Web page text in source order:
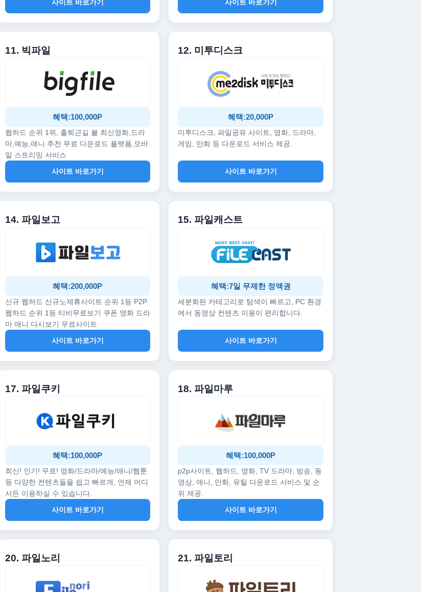
사이트 바로가기
사이트 바로가기
11. 빅파일
혜택:100,000P
웹하드 순위 1위, 출퇴근길 볼 최신영화,드라
마,예능,애니 추천 무료 다운로드 플랫폼,모바
일 스트리밍 서비스
사이트 바로가기
12. 미투디스크
혜택:20,000P
미투디스크, 파일공유 사이트, 영화, 드라마,
게임, 만화 등 다운로드 서비스 제공.
사이트 바로가기
14. 파일보고
혜택:200,000P
신규 웹하드 신규노제휴사이트 순위 1등 P2P
웹하드 순위 1등 티비무료보기 쿠폰 영화 드라
마 애니 다시보기 무료사이트
사이트 바로가기
15. 파일캐스트
혜택:7일 무제한 정액권
세분화된 카테고리로 탐색이 빠르고, PC 환경
에서 동영상 컨텐츠 이용이 편리합니다.
사이트 바로가기
17. 파일쿠키
혜택:100,000P
최신! 인기! 무료! 영화/드라마/예능/애니/웹툰
등 다양한 컨텐츠들을 쉽고 빠르게, 언제 어디
서든 이용하실 수 있습니다.
사이트 바로가기
18. 파일마루
혜택:100,000P
p2p사이트, 웹하드, 영화, TV 드라마, 방송, 동
영상, 애니, 만화, 유틸 다운로드 서비스 및 순
위 제공.
사이트 바로가기
20. 파일노리 21. 파일토리